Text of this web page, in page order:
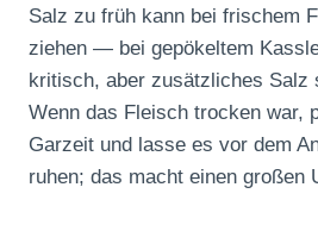
Salz zu früh kann bei frischem
ziehen — bei gepökeltem
kritisch, aber zusätzliches Salz
Wenn das Fleisch trocken war,
Garzeit und lasse es vor dem
ruhen; das macht einen großen